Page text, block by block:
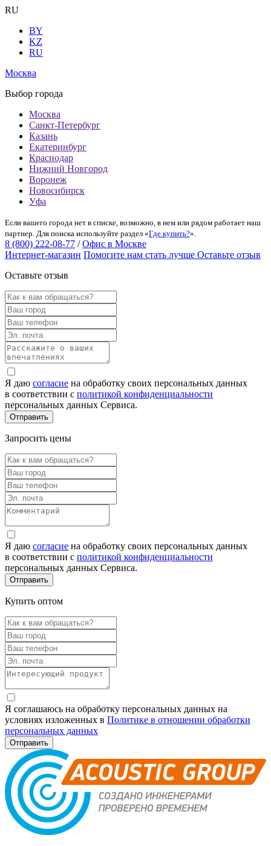
RU
BY
KZ
RU
Москва
Выбор города
Москва
Санкт-Петербург
Казань
Екатеринбург
Краснодар
Нижний Новгород
Воронеж
Новосибирск
Уфа
Если вашего города нет в списке, возможно, в нем или рядом работает наш
партнер. Для поиска используйте раздел «Где купить?».
8 (800) 222-08-77 / Офис в Москве
Интернет-магазин Помогите нам стать лучше Оставьте отзыв
Оставьте отзыв
Я даю согласие на обработку своих персональных данных
в соответствии с политикой конфиденциальности
персональных данных Сервиса.
Запросить цены
Я даю согласие на обработку своих персональных данных
в соответствии с политикой конфиденциальности
персональных данных Сервиса.
Купить оптом
Я соглашаюсь на обработку персональных данных на
условиях изложенных в Политике в отношении обработки
персональных данных